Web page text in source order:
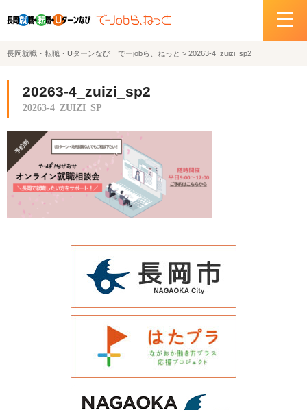
ホーム
イベント情報
企業・求人情報
サポートデスクの紹介
お問い合わせ
関連機関リンク
長岡就職・転職・Uターンなび｜でーjobら、ねっと > 20263-4_zuizi_sp2
20263-4_zuizi_sp2
20263-4_ZUIZI_SP